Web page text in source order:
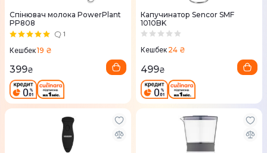
Спінювач молока PowerPlant
PP808
1
Кешбек19 ₴
399₴
Капучинатор Sencor SMF
1010BK
Кешбек 24 ₴
499₴